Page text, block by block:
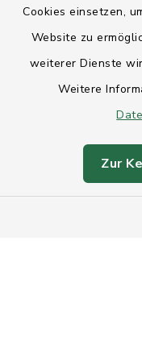
Cookies einsetzen,
Website zu
weiterer Dienste
Weitere
Zur